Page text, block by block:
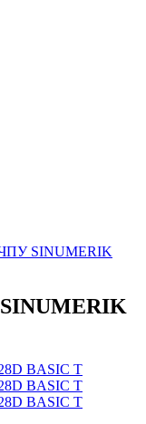
SINUMERIK
SINUMERIK